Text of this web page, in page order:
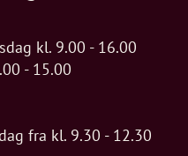
kl. 9.00 - 16.00
- 15.00
fra kl. 9.30 - 12.30